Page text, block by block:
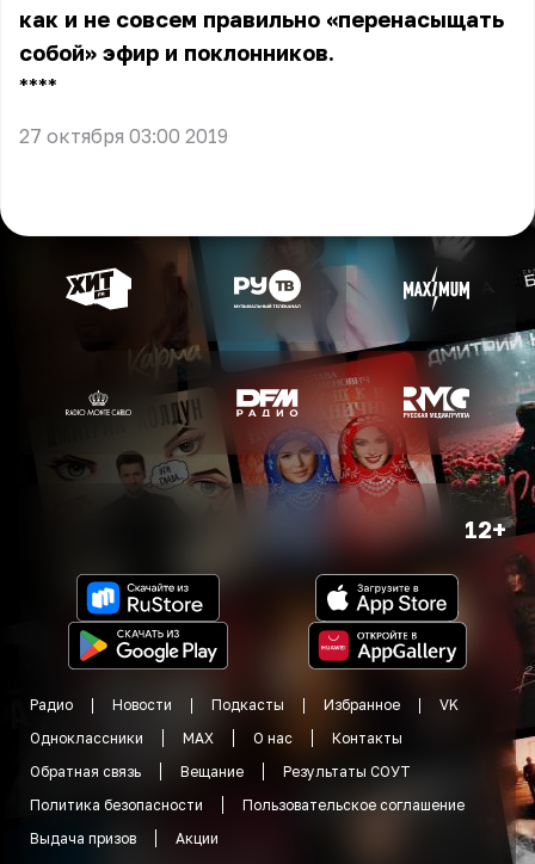
как и не совсем правильно «перенасыщать
собой» эфир и поклонников.
** **
27 октября 03:00 2019
12+
Радио Новости Подкасты Избранное
VK
Одноклассники
MAX О нас
Контакты
Обратная связь
Вещание
Результаты СОУТ
Политика безопасности
Пользовательское соглашение
Выдача призов
Акции